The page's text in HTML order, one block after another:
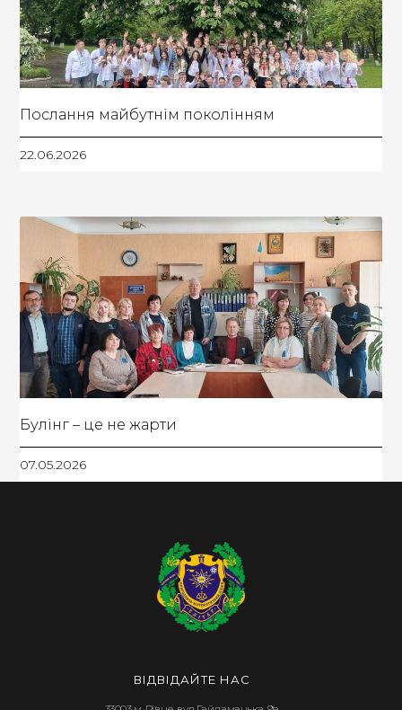
Послання майбутнім поколінням
22.06.2026
Булінг – це не жарти
07.05.2026
ВІДВІДАЙТЕ НАС